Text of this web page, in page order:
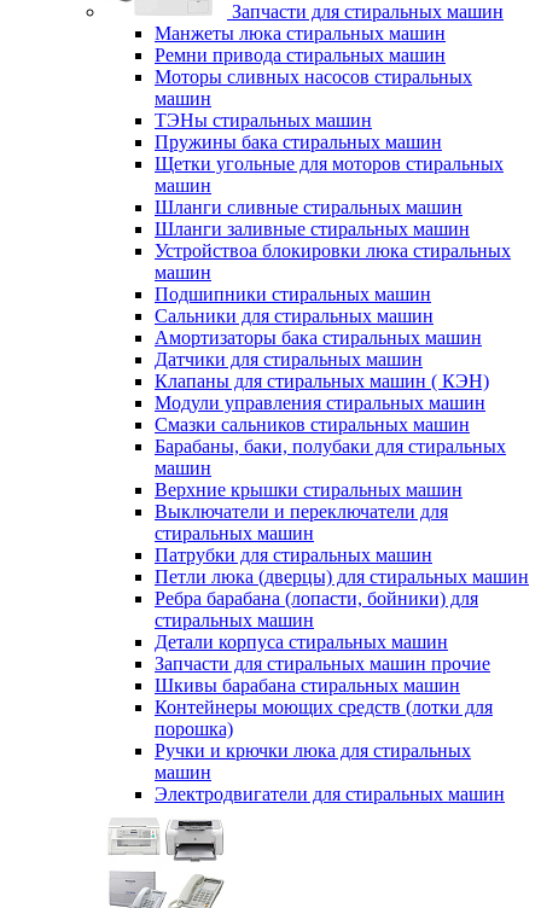
Запчасти для стиральных машин
Манжеты люка стиральных машин
Ремни привода стиральных машин
Моторы сливных насосов стиральных
машин
ТЭНы стиральных машин
Пружины бака стиральных машин
Щетки угольные для моторов стиральных
машин
Шланги сливные стиральных машин
Шланги заливные стиральных машин
Устройствоа блокировки люка стиральных
машин
Подшипники стиральных машин
Сальники для стиральных машин
Амортизаторы бака стиральных машин
Датчики для стиральных машин
Клапаны для стиральных машин ( КЭН)
Модули управления стиральных машин
Смазки сальников стиральных машин
Барабаны, баки, полубаки для стиральных
машин
Верхние крышки стиральных машин
Выключатели и переключатели для
стиральных машин
Патрубки для стиральных машин
Петли люка (дверцы) для стиральных машин
Ребра барабана (лопасти, бойники) для
стиральных машин
Детали корпуса стиральных машин
Запчасти для стиральных машин прочие
Шкивы барабана стиральных машин
Контейнеры моющих средств (лотки для
порошка)
Ручки и крючки люка для стиральных
машин
Электродвигатели для стиральных машин